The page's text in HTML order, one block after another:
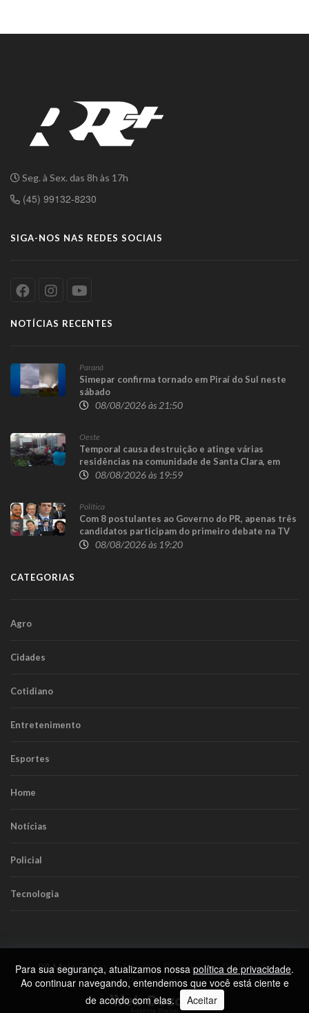
Seg. à Sex. das 8h às 17h
(45) 99132-8230
SIGA-NOS NAS REDES SOCIAIS
NOTÍCIAS RECENTES
Paraná
Simepar confirma tornado em Piraí do Sul neste
sábado
08/08/2026 às 21:50
Oeste
Temporal causa destruição e atinge várias
residências na comunidade de Santa Clara, em
Candói08/08/2026 às 19:59
Política
Com 8 postulantes ao Governo do PR, apenas três
candidatos participam do primeiro debate na TV
08/08/2026 às 19:20
CATEGORIAS
Agro
Cidades
Cotidiano
Entretenimento
Esportes
Home
Notícias
Policial
Tecnologia
RR Mais. Todos os Direitos Reservados.Política de
Privacidade
Para sua segurança, atualizamos nossa política de privacidade.
Ao continuar navegando, entendemos que você está ciente e
de acordo com elas. Aceitar